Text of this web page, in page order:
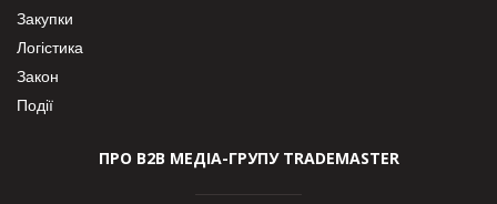
Закупки
Логістика
Закон
Події
ПРО В2В МЕДІА-ГРУПУ TRADEMASTER